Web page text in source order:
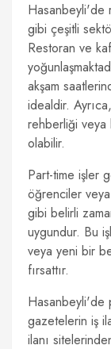
Hasanbeyli'de
gibi çeşitli
Restoran ve
akşam
idealdir.
rehberliği veya
olabilir.
Part-time işler
öğrenciler
gibi belirli
uygundur. Bu
veya yeni bir
fırsattır.
Hasanbeyli'de
gazetelerin iş
ilanı